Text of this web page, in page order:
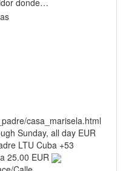
donde…
casa_marisela.html
Sunday, all day EUR
LTU Cuba +53
25.00 EUR